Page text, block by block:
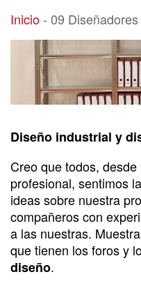
09 Diseñadores
Inicio- 09
Diseño industrial y
Creo que todos,
profesional, sentimos
ideas sobre nuestra
compañeros con
a las nuestras.
que tienen los foros y
diseño.